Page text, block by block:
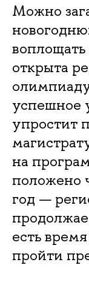
Можно
открыта
успешное
упростит
на
положено
год —
есть
пройти